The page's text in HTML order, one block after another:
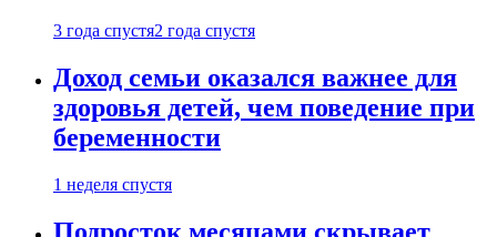
3 года спустя2 года спустя
Доход семьи оказался важнее для
здоровья детей, чем поведение при
беременности
1 неделя спустя
Подросток месяцами скрывает